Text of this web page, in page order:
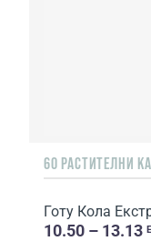
60 РАСТИТЕЛНИ
Готу Кола
10.50 – 13.13